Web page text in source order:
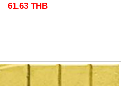
61.63 THB